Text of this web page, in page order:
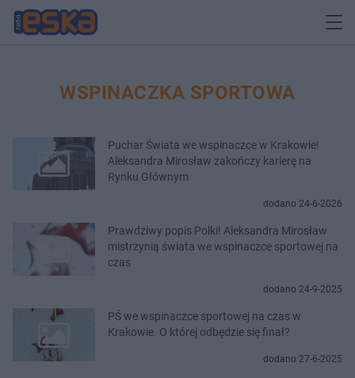
WSPINACZKA SPORTOWA
Puchar Świata we wspinaczce w Krakowie!
Aleksandra Mirosław zakończy karierę na
Rynku Głównym
dodano 24-6-2026
Prawdziwy popis Polki! Aleksandra Mirosław
mistrzynią świata we wspinaczce sportowej na
czas
dodano 24-9-2025
PŚ we wspinaczce sportowej na czas w
Krakowie. O której odbędzie się finał?
dodano 27-6-2025